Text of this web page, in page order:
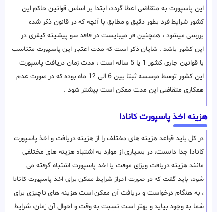
این پاسپورت به متقاضی اعطا گردد، ابتدا بر اساس قوانین حاکم این
کشور شرایط فرد بطور دقیق و مطابق با آنچه که در قانون ذکر شده
بررسی میشود ، همچنین فر میبایست در فاقد سو پیشینه کیفری در
این کشور باشد . شایان ذکر است که مدت اعتبار این پاسپورت متناسب
با قوانین جاری کشور 1 یا 5 ساله است ، مدت زمان دریافت پاسپورت
این کشور توسط موسسه ثبتا بین 6 الی 12 ماه بوده که در صورت عدم
همکاری متقاضی این مدت ممکن است بیشتر شود .
هزینه اخذ پاسپورت کانادا
در کل باید قواعد هزینه های مختلف را از هزینه دریافت و اخذ پاسپورت
کانادا جدا دانست، در بسیاری از موارد به اشتباه هزینه های مختلفی
مانند هزینه دریافت ویزای موقت یا اخذ پاسپورت اشتباه گرفته می
شود، باید گفت که در صورت احراز شرایط ممکن برای اخذ پاسپورت کانادا
، به هنگام درخواست و دریافت آن ممکن است هزینه های ناچیزی برای
شما به وجود بیاید و بهتر است نسبت به وقت و احوال آن زمان، شرایط